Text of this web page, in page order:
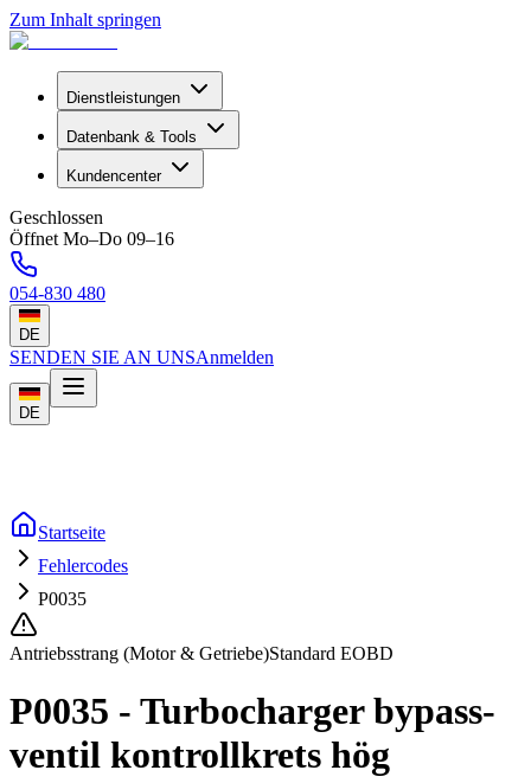
Zum Inhalt springen
Dienstleistungen
Datenbank & Tools
Kundencenter
Geschlossen
Öffnet Mo–Do 09–16
054-830 480
DE
SENDEN SIE AN UNSAnmelden
DE
Startseite
Fehlercodes
P0035
Antriebsstrang (Motor & Getriebe)Standard EOBD
P0035 - Turbocharger bypass-
ventil kontrollkrets hög